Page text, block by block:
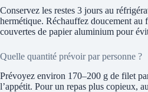
Conservez les restes 3 jours au
hermétique. Réchauffez doucement au
couvertes de papier aluminium pour
Quelle quantité prévoir par personne ?
Prévoyez environ 170–200 g de filet
l’appétit. Pour un repas plus copieux,